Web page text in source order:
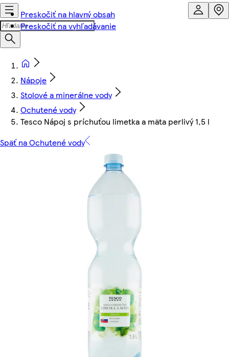
Preskočiť na hlavný obsah
Preskočiť na vyhľadávanie
Nápoje
Stolové a minerálne vody
Ochutené vody
Tesco Nápoj s príchuťou limetka a mäta perlivý 1,5 l
Späť na Ochutené vody